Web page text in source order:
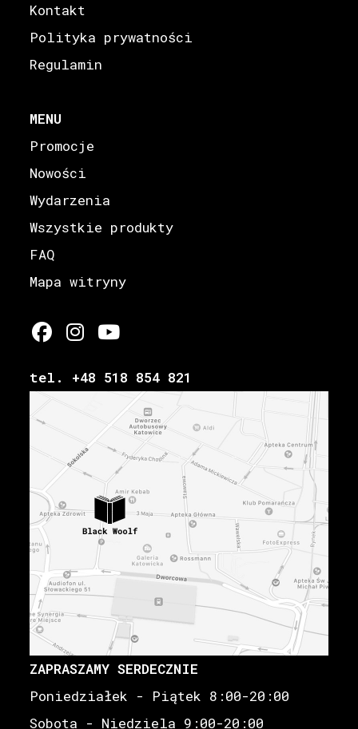
Kontakt
Polityka prywatności
Regulamin
MENU
Promocje
Nowości
Wydarzenia
Wszystkie produkty
FAQ
Mapa witryny
tel. +48 518 854 821
ZAPRASZAMY SERDECZNIE
Poniedziałek - Piątek 8:00-20:00
Sobota - Niedziela 9:00-20:00